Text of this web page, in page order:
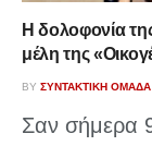
Η δολοφονία
μέλη της
BY ΣΥΝΤΑΚΤΙΚΉ ΟΜΆΔΑ
Σαν σήμερα